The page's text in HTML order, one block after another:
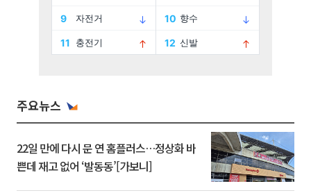
주요뉴스
22일 만에 다시 문 연 홈플러스…정상화 바
쁜데 재고 없어 ‘발동동’[가보니]